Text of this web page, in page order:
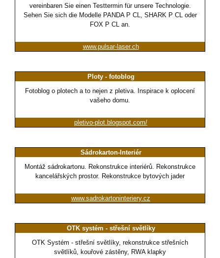
vereinbaren Sie einen Testtermin für unsere Technologie.
Sehen Sie sich die Modelle PANDA P CL, SHARK P CL oder
FOX P CL an.
www.pulsar-laser.ch
Ploty - fotoblog
Fotoblog o plotech a to nejen z pletiva. Inspirace k oplocení
vašeho domu.
pletivo-plot.blogspot.com/
Sádrokarton-Interiér
Montáž sádrokartonu. Rekonstrukce interiérů. Rekonstrukce
kancelářských prostor. Rekonstrukce bytových jader
www.sadrokartoninteriery.cz
OTK systém - střešní světlíky
OTK Systém - střešní světlíky, rekonstrukce střešních
světlíků, kouřové zástěny, RWA klapky